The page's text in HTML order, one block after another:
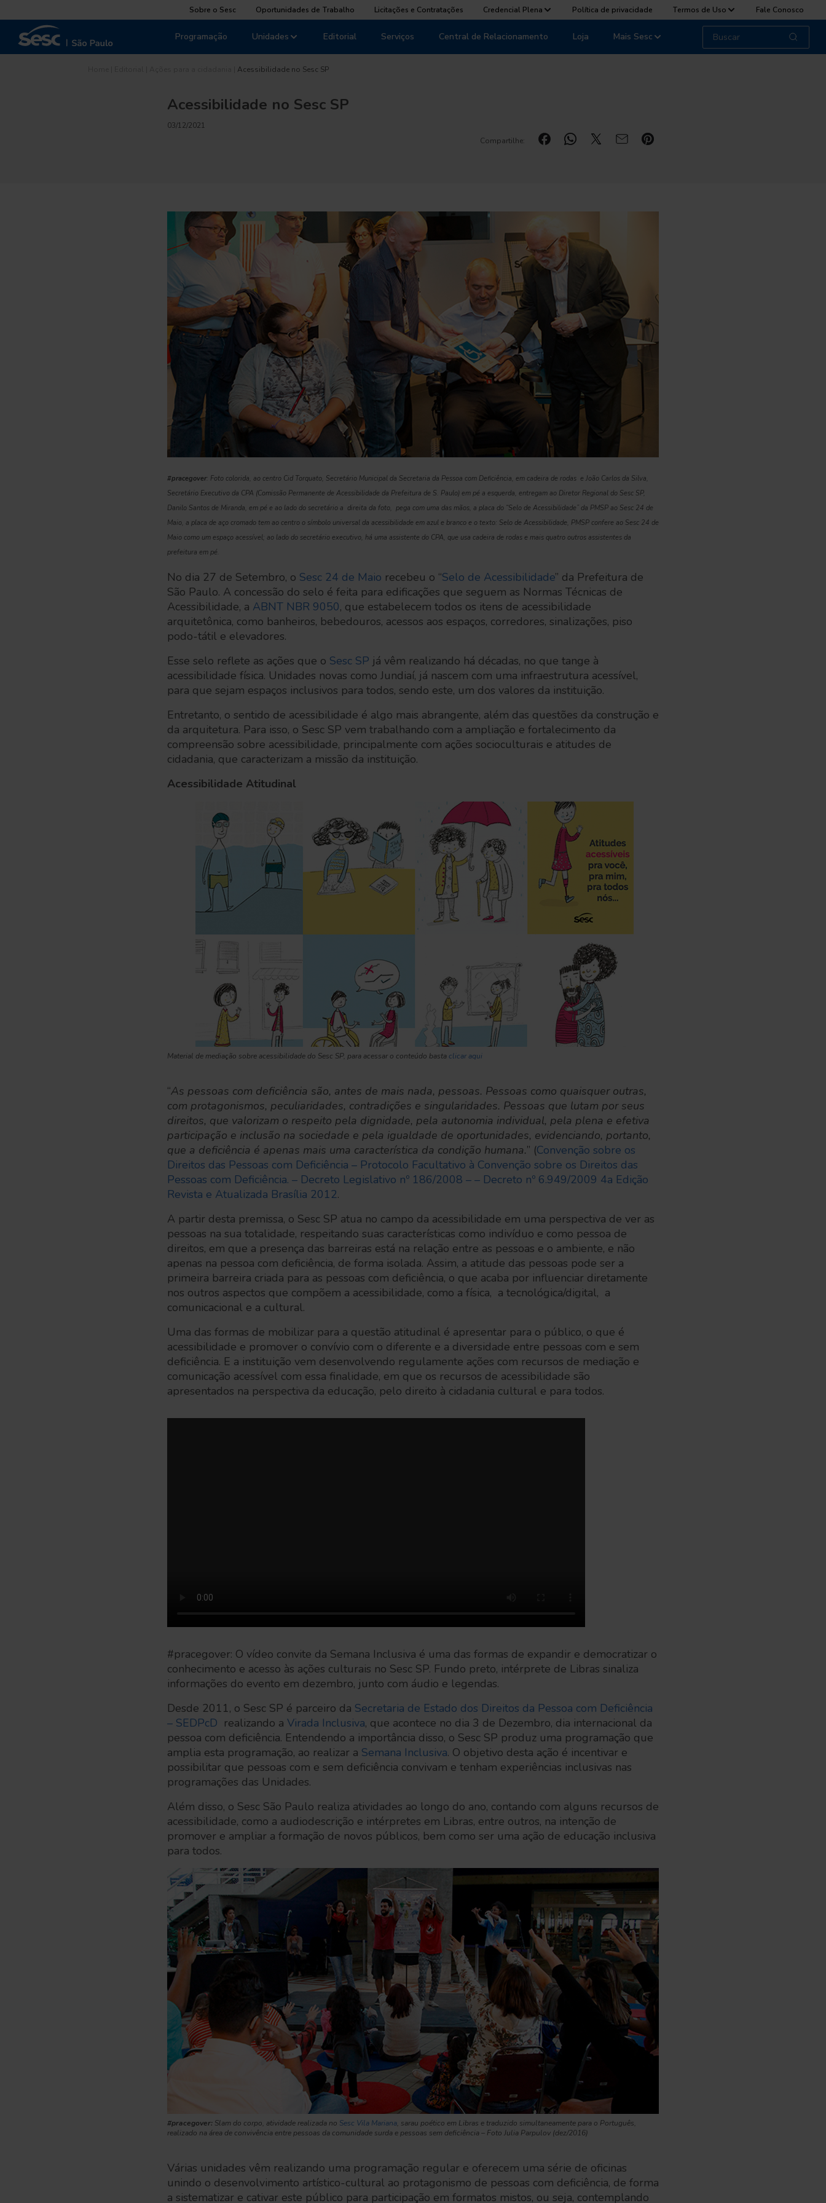
Sobre o Sesc Oportunidades de Trabalho Licitações e Contratações Credencial Plena Política de privacidade Termos de Uso Fale Conosco
Unidades
Programação Editorial Serviços Central de Relacionamento Loja Mais Sesc
Acessibilidade no Sesc SP
Acessibilidade no Sesc SP
03/12/2021
Compartilhe:
#pracegover: Foto colorida, ao centro Cid Torquato, Secretário Municipal da Secretaria da Pessoa com Deficiência, em cadeira de rodas e João Carlos da Silva,
Secretário Executivo da CPA (Comissão Permanente de Acessibilidade da Prefeitura de S. Paulo) em pé a esquerda, entregam ao Diretor Regional do Sesc SP,
Danilo Santos de Miranda, em pé e ao lado do secretário a direita da foto, pega com uma das mãos, a placa do “Selo de Acessibilidade” da PMSP ao Sesc 24 de
Maio, a placa de aço cromado tem ao centro o símbolo universal da acessibilidade em azul e branco e o texto: Selo de Acessibilidade, PMSP confere ao Sesc 24 de
Maio como um espaço acessível; ao lado do secretário executivo, há uma assistente do CPA, que usa cadeira de rodas e mais quatro outros assistentes da
prefeitura em pé.
No dia 27 de Setembro, o Sesc 24 de Maio recebeu o “Selo de Acessibilidade” da Prefeitura de
São Paulo. A concessão do selo é feita para edificações que seguem as Normas Técnicas de
Acessibilidade, a ABNT NBR 9050, que estabelecem todos os itens de acessibilidade
arquitetônica, como banheiros, bebedouros, acessos aos espaços, corredores, sinalizações, piso
podo-tátil e elevadores.
Esse selo reflete as ações que o Sesc SP já vêm realizando há décadas, no que tange à
acessibilidade física. Unidades novas como Jundiaí, já nascem com uma infraestrutura acessível,
para que sejam espaços inclusivos para todos, sendo este, um dos valores da instituição.
Entretanto, o sentido de acessibilidade é algo mais abrangente, além das questões da construção e
da arquitetura. Para isso, o Sesc SP vem trabalhando com a ampliação e fortalecimento da
compreensão sobre acessibilidade, principalmente com ações socioculturais e atitudes de
cidadania, que caracterizam a missão da instituição.
Acessibilidade Atitudinal
Material de mediação sobre acessibilidade do Sesc SP, para acessar o conteúdo basta clicar aqui
“As pessoas com deficiência são, antes de mais nada, pessoas. Pessoas como quaisquer outras,
com protagonismos, peculiaridades, contradições e singularidades. Pessoas que lutam por seus
direitos, que valorizam o respeito pela dignidade, pela autonomia individual, pela plena e efetiva
participação e inclusão na sociedade e pela igualdade de oportunidades, evidenciando, portanto,
que a deficiência é apenas mais uma característica da condição humana.” (Convenção sobre os
Direitos das Pessoas com Deficiência – Protocolo Facultativo à Convenção sobre os Direitos das
Pessoas com Deficiência. – Decreto Legislativo nº 186/2008 – – Decreto nº 6.949/2009 4a Edição
Revista e Atualizada Brasília 2012.
A partir desta premissa, o Sesc SP atua no campo da acessibilidade em uma perspectiva de ver as
pessoas na sua totalidade, respeitando suas características como indivíduo e como pessoa de
direitos, em que a presença das barreiras está na relação entre as pessoas e o ambiente, e não
apenas na pessoa com deficiência, de forma isolada. Assim, a atitude das pessoas pode ser a
primeira barreira criada para as pessoas com deficiência, o que acaba por influenciar diretamente
nos outros aspectos que compõem a acessibilidade, como a física, a tecnológica/digital, a
comunicacional e a cultural.
Uma das formas de mobilizar para a questão atitudinal é apresentar para o público, o que é
acessibilidade e promover o convívio com o diferente e a diversidade entre pessoas com e sem
deficiência. E a instituição vem desenvolvendo regulamente ações com recursos de mediação e
comunicação acessível com essa finalidade, em que os recursos de acessibilidade são
apresentados na perspectiva da educação, pelo direito à cidadania cultural e para todos.
#pracegover: O vídeo convite da Semana Inclusiva é uma das formas de expandir e democratizar o
conhecimento e acesso às ações culturais no Sesc SP. Fundo preto, intérprete de Libras sinaliza
informações do evento em dezembro, junto com áudio e legendas.
Desde 2011, o Sesc SP é parceiro da Secretaria de Estado dos Direitos da Pessoa com Deficiência
– SEDPcD realizando a Virada Inclusiva, que acontece no dia 3 de Dezembro, dia internacional da
pessoa com deficiência. Entendendo a importância disso, o Sesc SP produz uma programação que
amplia esta programação, ao realizar a Semana Inclusiva. O objetivo desta ação é incentivar e
possibilitar que pessoas com e sem deficiência convivam e tenham experiências inclusivas nas
programações das Unidades.
Além disso, o Sesc São Paulo realiza atividades ao longo do ano, contando com alguns recursos de
acessibilidade, como a audiodescrição e intérpretes em Libras, entre outros, na intenção de
promover e ampliar a formação de novos públicos, bem como ser uma ação de educação inclusiva
para todos.
#pracegover: Slam do corpo, atividade realizada no Sesc Vila Mariana , sarau poético em Libras e traduzido simultaneamente para o Português,
realizado na área de convivência entre pessoas da comunidade surda e pessoas sem deficiência – Foto Julia Parpulov (dez/2016)
Várias unidades vêm realizando uma programação regular e oferecem uma série de oficinas
unindo o desenvolvimento artístico-cultural ao protagonismo de pessoas com deficiência, de forma
a sistematizar e cativar este público para participação em formatos mistos, ou seja, contemplando